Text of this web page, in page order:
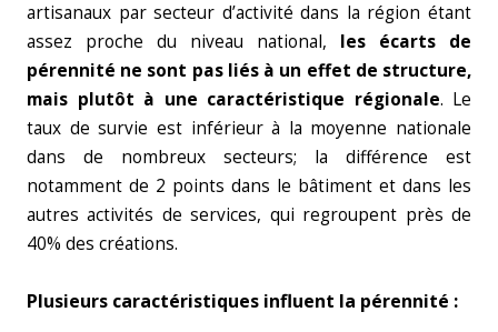
artisanaux par secteur d’activité dans la région étant
assez proche du niveau national, les écarts de
pérennité ne sont pas liés à un effet de structure,
mais plutôt à une caractéristique régionale. Le
taux de survie est inférieur à la moyenne nationale
dans de nombreux secteurs; la différence est
notamment de 2 points dans le bâtiment et dans les
autres activités de services, qui regroupent près de
40% des créations.
Plusieurs caractéristiques influent la pérennité :